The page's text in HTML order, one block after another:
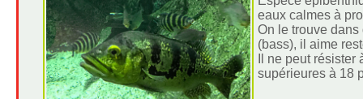
eaux calmes à
On le trouve dans
(bass), il aime
Il ne peut
supérieures à 18